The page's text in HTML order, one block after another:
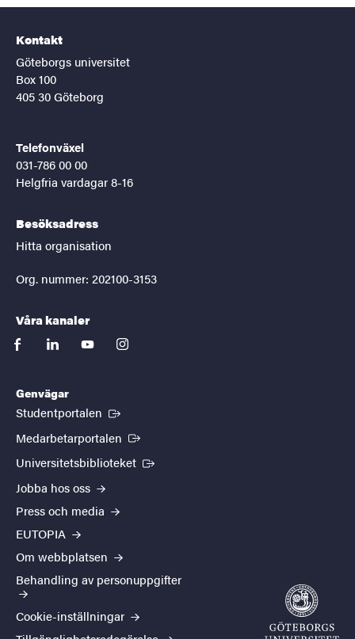
Kontakt
Göteborgs universitet
Box 100
405 30 Göteborg
Telefonväxel
031-786 00 00
Helgfria vardagar 8-16
Besöksadress
Hitta organisation
Org. nummer: 202100-3153
Våra kanaler
facebooklinkedinyoutubeinstagram
Genvägar
Studentportalen (Extern länk)
Medarbetarportalen (Extern länk)
Universitetsbiblioteket (Extern länk)
Jobba hos oss
Press och media
EUTOPIA
Om webbplatsen
Behandling av personuppgifter
Cookie-inställningar